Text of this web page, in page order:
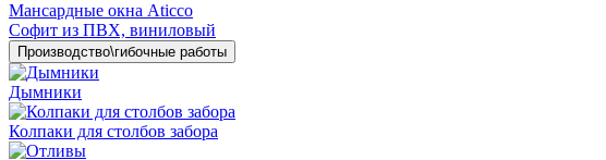
Мансардные окна Aticco
Софит из ПВХ, виниловый
Производство\гибочные работы
Дымники
Колпаки для столбов забора